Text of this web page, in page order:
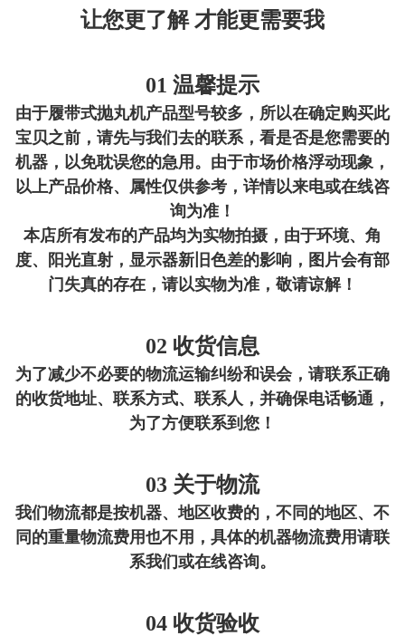
让您更了解 才能更需要我
01 温馨提示
由于履带式抛丸机产品型号较多，所以在确定购买此
宝贝之前，请先与我们去的联系，看是否是您需要的
机器，以免耽误您的急用。由于市场价格浮动现象，
以上产品价格、属性仅供参考，详情以来电或在线咨
询为准！
本店所有发布的产品均为实物拍摄，由于环境、角
度、阳光直射，显示器新旧色差的影响，图片会有部
门失真的存在，请以实物为准，敬请谅解！
02 收货信息
为了减少不必要的物流运输纠纷和误会，请联系正确
的收货地址、联系方式、联系人，并确保电话畅通，
为了方便联系到您！
03 关于物流
我们物流都是按机器、地区收费的，不同的地区、不
同的重量物流费用也不用，具体的机器物流费用请联
系我们或在线咨询。
04 收货验收